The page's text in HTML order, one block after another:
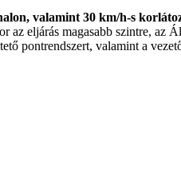
valamint 30 km/h-s
eljárás magasabb szintre, az
pontrendszert, valamint a